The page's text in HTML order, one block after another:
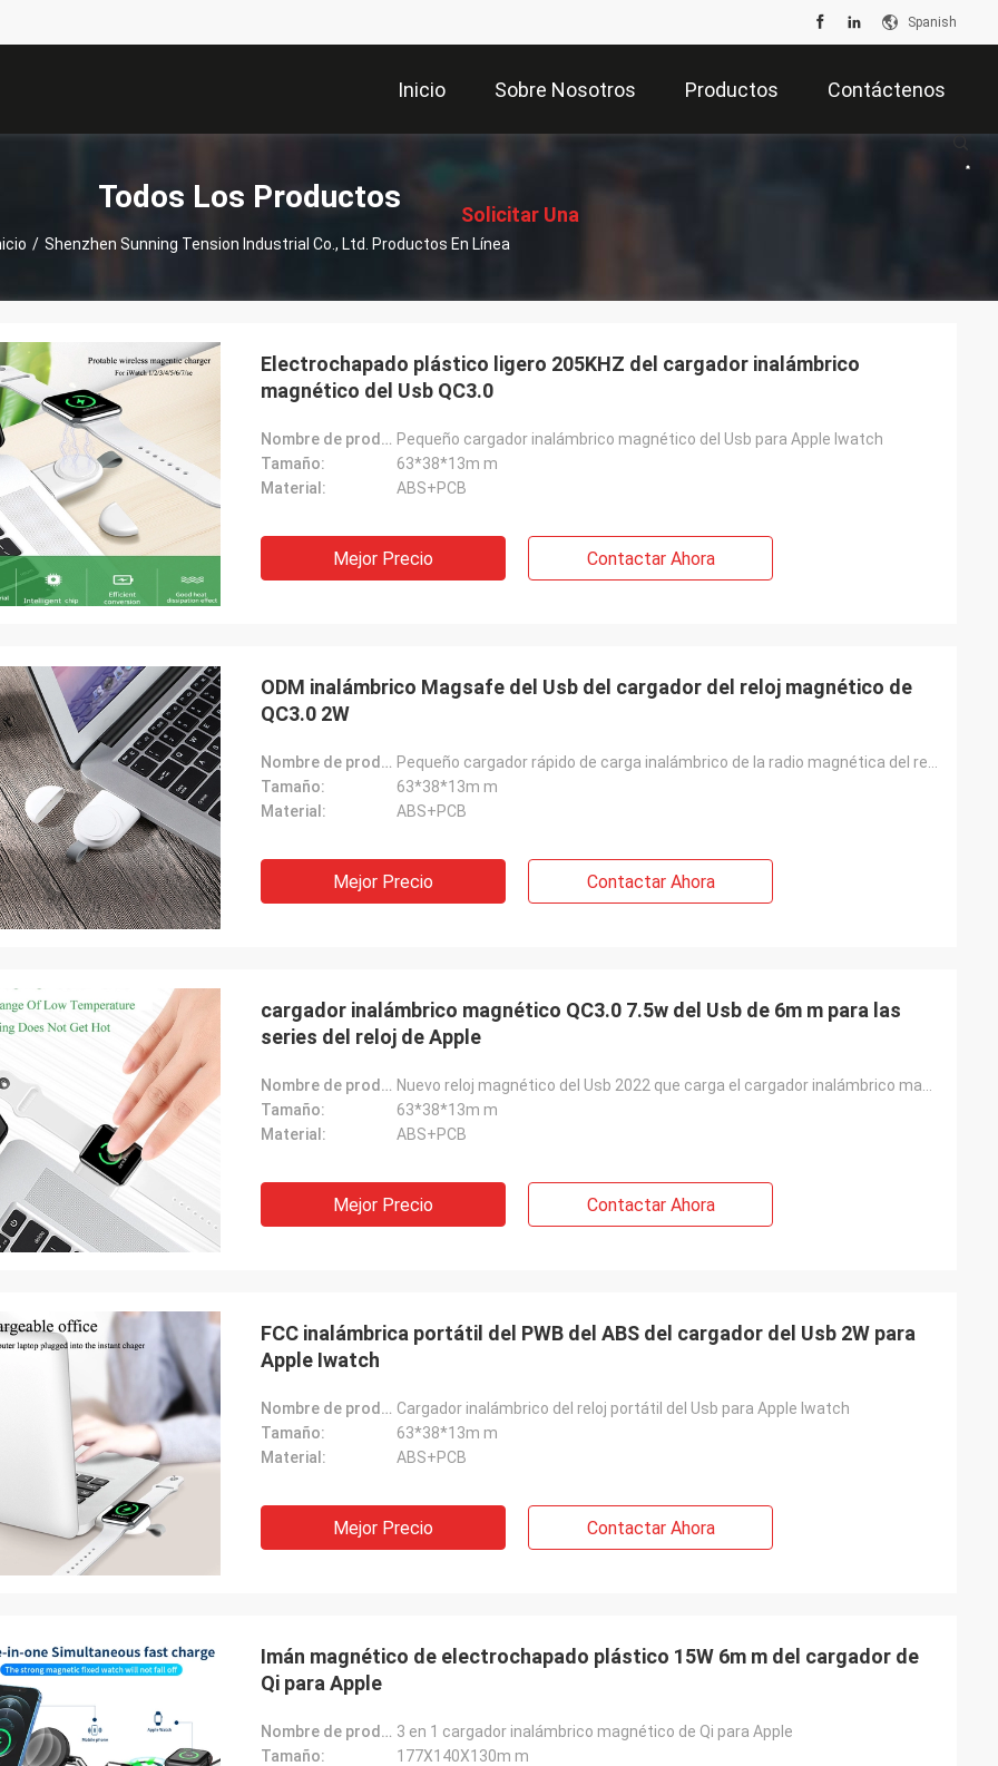
Spanish
Inicio Sobre Nosotros Productos Contáctenos
Solicitar Una
Cotización
Todos Los Productos
/ Shenzhen Sunning Tension Industrial Co., Ltd. Productos En Línea
Electrochapado plástico ligero 205KHZ del cargador inalámbrico
magnético del Usb QC3.0
Nombre de producto: Pequeño cargador inalámbrico magnético del Usb para Apple Iwatch
Tamaño:
63*38*13m m
Material:
ABS+PCB
Mejor Precio Contactar Ahora
ODM inalámbrico Magsafe del Usb del cargador del reloj magnético de
QC3.0 2W
Nombre de producto:
Tamaño:
63*38*13m m
Material:
ABS+PCB
Mejor Precio Contactar Ahora
cargador inalámbrico magnético QC3.0 7.5w del Usb de 6m m para las
series del reloj de Apple
Nombre de producto:
Tamaño:
63*38*13m m
Material:
ABS+PCB
Mejor Precio Contactar Ahora
FCC inalámbrica portátil del PWB del ABS del cargador del Usb 2W para
Apple Iwatch
Nombre de producto: Cargador inalámbrico del reloj portátil del Usb para Apple Iwatch
Tamaño:
63*38*13m m
Material:
ABS+PCB
Mejor Precio Contactar Ahora
Imán magnético de electrochapado plástico 15W 6m m del cargador de
Qi para Apple
Nombre de producto: 3 en 1 cargador inalámbrico magnético de Qi para Apple
Tamaño:
177X140X130m m